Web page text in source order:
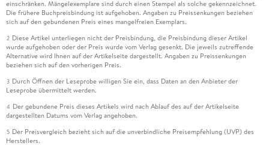
einschränken. Mängelexemplare sind durch einen Stempel als solche gekennzeichnet.
Die frühere Buchpreisbindung ist aufgehoben. Angaben zu Preissenkungen beziehen
sich auf den gebundenen Preis eines mangelfreien Exemplars.
2 Diese Artikel unterliegen nicht der Preisbindung, die Preisbindung dieser Artikel
wurde aufgehoben oder der Preis wurde vom Verlag gesenkt. Die jeweils zutreffende
Alternative wird Ihnen auf der Artikelseite dargestellt. Angaben zu Preissenkungen
beziehen sich auf den vorherigen Preis.
3 Durch Öffnen der Leseprobe willigen Sie ein, dass Daten an den Anbieter der
Leseprobe übermittelt werden.
4 Der gebundene Preis dieses Artikels wird nach Ablauf des auf der Artikelseite
dargestellten Datums vom Verlag angehoben.
5 Der Preisvergleich bezieht sich auf die unverbindliche Preisempfehlung (UVP) des
Herstellers.